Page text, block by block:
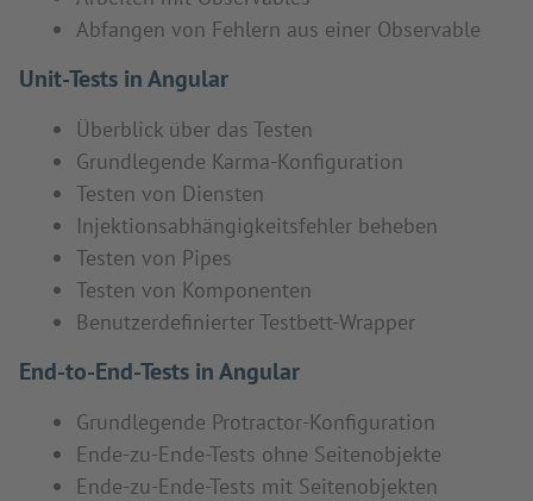
Abfangen von Fehlern aus einer Observable
Unit-Tests in Angular
Überblick über das Testen
Grundlegende Karma-Konfiguration
Testen von Diensten
Injektionsabhängigkeitsfehler beheben
Testen von Pipes
Testen von Komponenten
Benutzerdefinierter Testbett-Wrapper
End-to-End-Tests in Angular
Grundlegende Protractor-Konfiguration
Ende-zu-Ende-Tests ohne Seitenobjekte
Ende-zu-Ende-Tests mit Seitenobjekten